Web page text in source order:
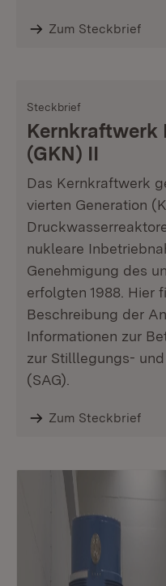
Zum Steckbrief
Steckbrief
Kernkraftwerk
(GKN) II
Das Kernkraftwerk
vierten Generation
nukleare
Genehmigung des
erfolgten 1988. Hier
Beschreibung der
Informationen zur
zur Stilllegungs-
(SAG).
Zum Steckbrief